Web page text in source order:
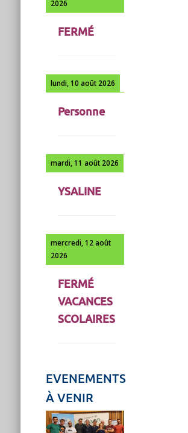
2026
FERMÉ
lundi, 10 août 2026
Personne
mardi, 11 août 2026
YSALINE
mercredi, 12 août
2026
FERMÉ
VACANCES
SCOLAIRES
EVENEMENTS
À VENIR